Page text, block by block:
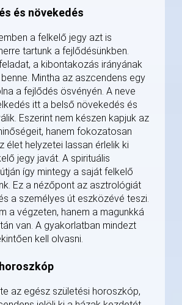
és növekedés
a felkelő jegy azt is
tartunk a fejlődésünkben.
a kibontakozás irányának
Mintha az aszcendens egy
a fejlődés ösvényén. A neve
itt a belső növekedés és
Eszerint nem készen kapjuk az
hanem fokozatosan
élet helyzetei lassan érlelik ki
jegy javát. A spirituális
így mintegy a saját felkelő
Ez a nézőpont az asztrológiát
a személyes út eszközévé teszi.
a végzeten, hanem a magunkká
van. A gyakorlatban mindezt
kell olvasni.
az egész születési horoszkóp,